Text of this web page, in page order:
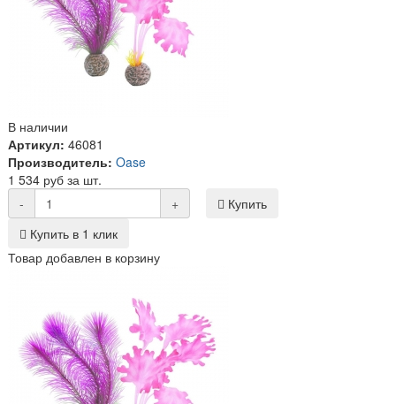
В наличии
Артикул: 46081
Производитель: Oase
1 534 руб за шт.
-
+
Купить
Купить в 1 клик
Товар добавлен в корзину